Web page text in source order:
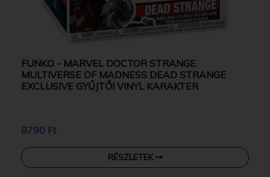
FUNKO - MARVEL DOCTOR STRANGE
MULTIVERSE OF MADNESS DEAD STRANGE
EXCLUSIVE GYŰJTŐI VINYL KARAKTER
8790 Ft
RÉSZLETEK